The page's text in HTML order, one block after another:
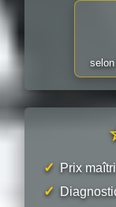
✓ Prix
✓